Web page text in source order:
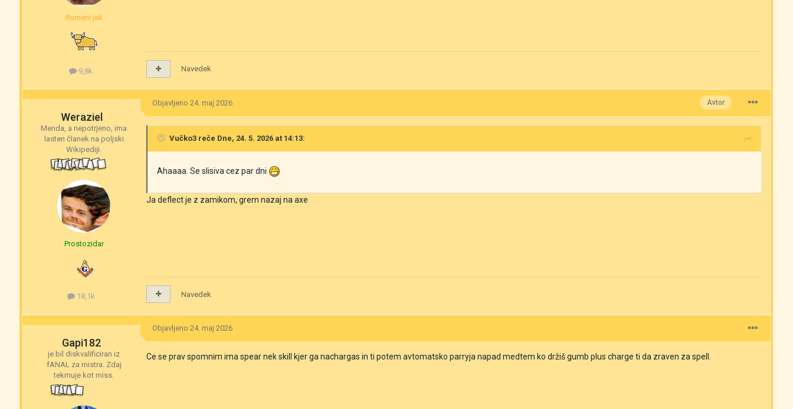
Rumeni jak
9,8k Navedek
Weraziel
Menda, a nepotrjeno, ima
lasten članek na poljski
Wikipediji.
Prostozidar
18,1k
Avtor
Objavljeno24. maj 2026
Vučko3 reče Dne, 24. 5. 2026 at 14:13:
Ahaaaa. Se slisiva cez par dni
Ja deflect je z zamikom, grem nazaj na axe
Navedek
Gapi182
je bil diskvalificiran iz
fANAL za mistra. Zdaj
tekmuje kot miss.
Objavljeno24. maj 2026
Ce se prav spomnim ima spear nek skill kjer ga nachargas in ti potem avtomatsko parryja napad medtem ko držiš gumb plus charge ti da zraven za spell.